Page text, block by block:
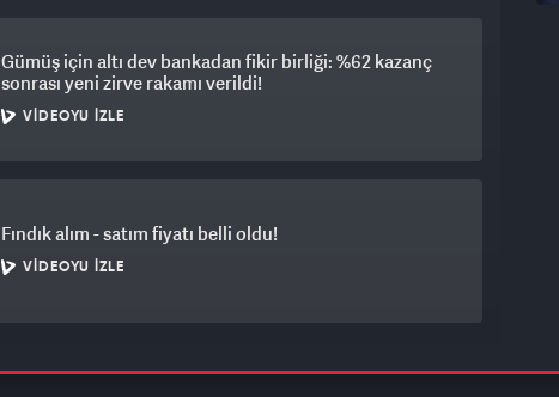
Gümüş için altı dev bankadan fikir birliği: %62 kazanç
sonrası yeni zirve rakamı verildi!
VIDEOYU İZLE
Fındık alım - satım fiyatı belli oldu!
VIDEOYU İZLE